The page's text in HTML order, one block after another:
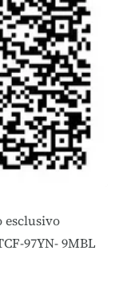
esclusivo
97YN- 9MBL